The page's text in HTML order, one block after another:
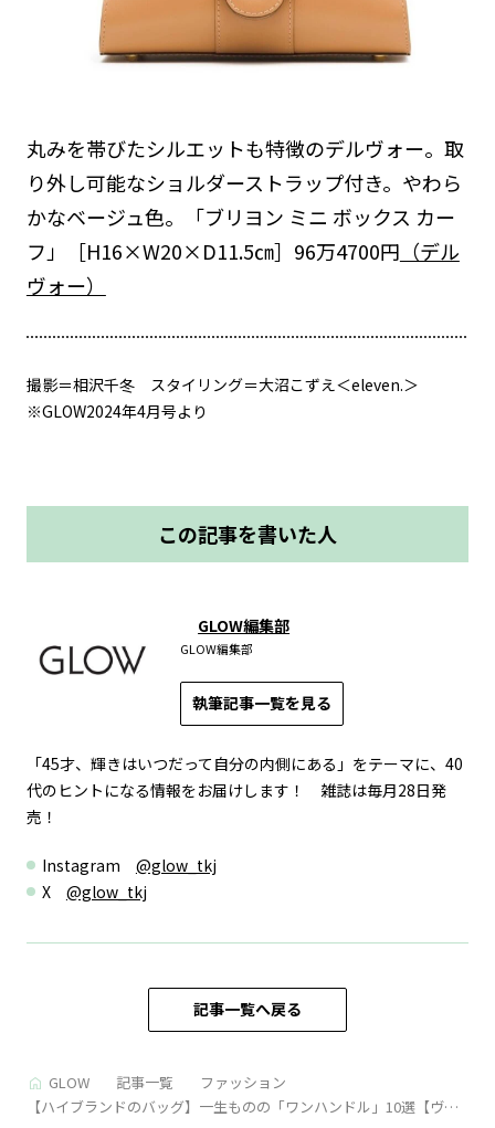
丸みを帯びたシルエットも特徴のデルヴォー。取
り外し可能なショルダーストラップ付き。やわら
かなベージュ色。「ブリヨン ミニ ボックス カー
フ」［H16×W20×D11.5㎝］96万4700円 （デル
ヴォー）
撮影＝相沢千冬 スタイリング＝大沼こずえ＜eleven.＞
※GLOW2024年4月号より
この記事を書いた人
GLOW編集部
GLOW編集部
執筆記事一覧を見る
「45才、輝きはいつだって自分の内側にある」をテーマに、40
代のヒントになる情報をお届けします！ 雑誌は毎月28日発
売！
Instagram @glow_tkj
X @glow_tkj
記事一覧へ戻る
GLOW 記事一覧
ファッション
【ハイブランドのバッグ】一生ものの「ワンハンドル」10選【ヴィ